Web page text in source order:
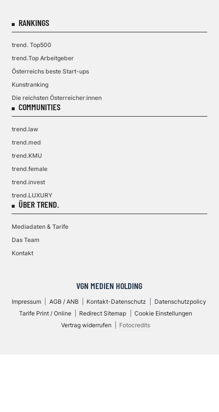
RANKINGS
trend. Top500
trend.Top Arbeitgeber
Österreichs beste Start-ups
Kunstranking
Die reichsten Österreicher:innen
COMMUNITIES
trend.law
trend.med
trend.KMU
trend.female
trend.invest
trend.LUXURY
ÜBER TREND.
Mediadaten & Tarife
Das Team
Kontakt
VGN MEDIEN HOLDING
Impressum AGB / ANB Kontakt-Datenschutz
Datenschutzpolicy
Tarife Print / Online
Redirect Sitemap
Cookie Einstellungen
Vertrag widerrufen
Fotocredits